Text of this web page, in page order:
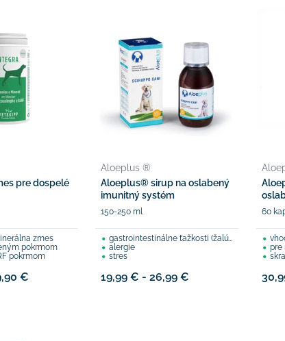
pre dospelé
zmes
pokrmom
pokrmom
€
Aloeplus ®
Aloeplus® sirup na oslabený
imunitný systém
150-250 ml
gastrointestinálne ťažkosti (žalúdok, reflux)
alergie
stres
19,99 € - 26,99 €
60
pre